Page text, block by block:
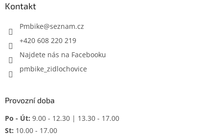
Kontakt
Pmbike@seznam.cz
+420 608 220 219
Najdete nás na Facebooku
pmbike_zidlochovice
Provozní doba
Po - Út: 9.00 - 12.30 | 13.30 - 17.00
St: 10.00 - 17.00